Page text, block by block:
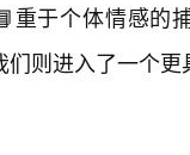
重于个体情感的
们则进入了一个